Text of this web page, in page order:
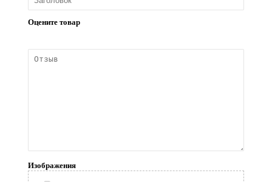
Оцените товар
Изображения